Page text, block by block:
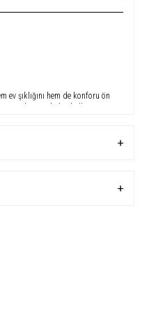
ev şıklığını hem de konforu ön
soğuk günlerde hem sizi
vakit geçirirken konforlu